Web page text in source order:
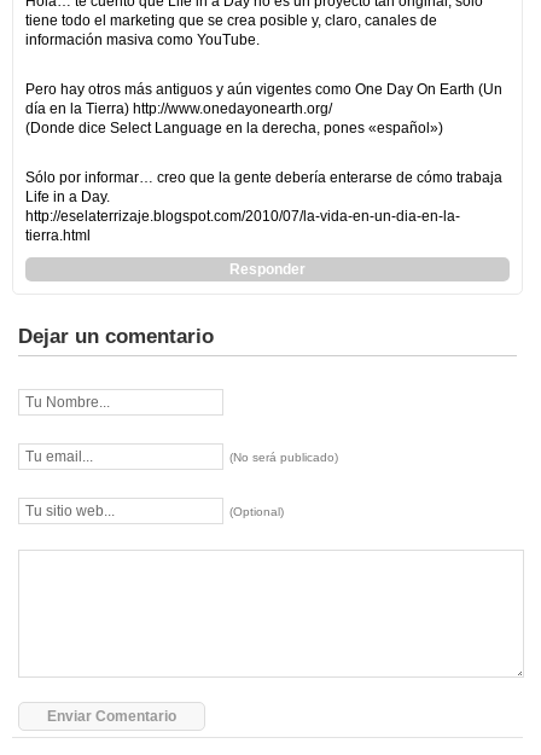
tiene todo el marketing que se crea posible y, claro, canales de
información masiva como YouTube.
Pero hay otros más antiguos y aún vigentes como One Day On Earth (Un
día en la Tierra) http://www.onedayonearth.org/
(Donde dice Select Language en la derecha, pones «español»)
Sólo por informar… creo que la gente debería enterarse de cómo trabaja
Life in a Day.
http://eselaterrizaje.blogspot.com/2010/07/la-vida-en-un-dia-en-la-
tierra.html
Responder
Dejar un comentario
(No será publicado)
(Optional)